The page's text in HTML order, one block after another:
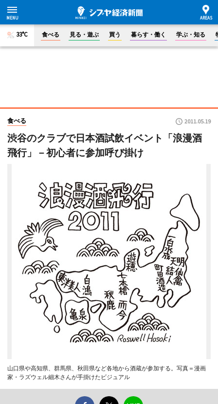
33°C 食べる 見る・遊ぶ 買う 暮らす・働く 学ぶ・知る
食べる 2011.05.19
渋谷のクラブで日本酒試飲イベント「浪漫酒
飛行」－初心者に参加呼び掛け
山口県や高知県、群馬県、秋田県など各地から酒蔵が参加する。写真＝漫画
家・ラズウェル細木さんが手掛けたビジュアル